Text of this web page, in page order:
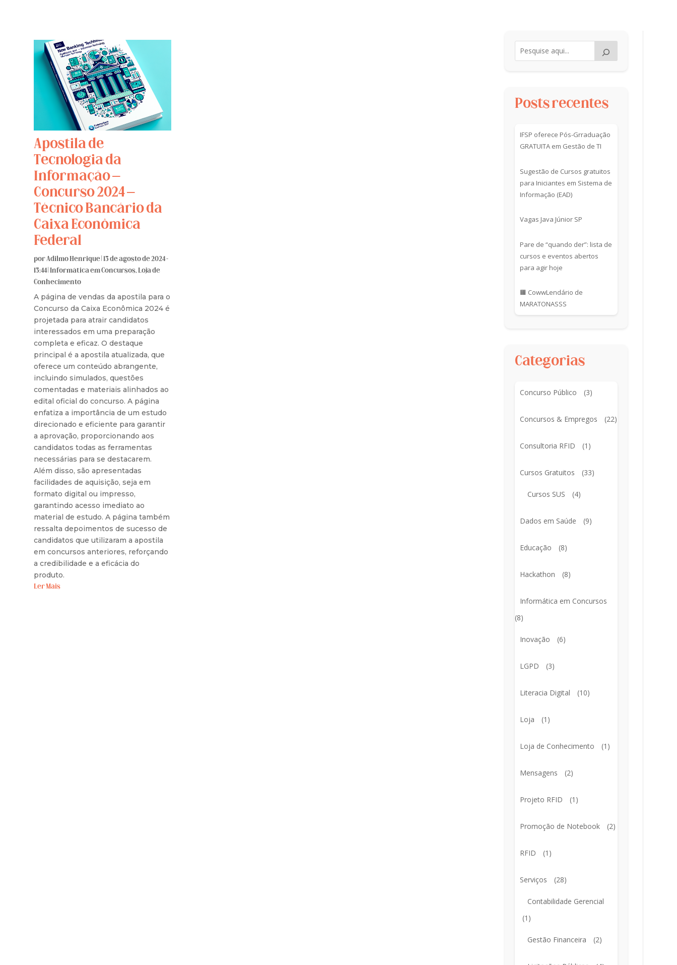
Apostila de
Tecnologia da
Informação –
Concurso 2024 –
Técnico Bancário da
Caixa Econômica
Federal
porAdilmo Henrique |13 de agosto de 2024 -
13:44 |Informática em Concursos,Loja de
Conhecimento
A página de vendas da apostila para o
Concurso da Caixa Econômica 2024 é
projetada para atrair candidatos
interessados em uma preparação
completa e eficaz. O destaque
principal é a apostila atualizada, que
oferece um conteúdo abrangente,
incluindo simulados, questões
comentadas e materiais alinhados ao
edital oficial do concurso. A página
enfatiza a importância de um estudo
direcionado e eficiente para garantir
a aprovação, proporcionando aos
candidatos todas as ferramentas
necessárias para se destacarem.
Além disso, são apresentadas
facilidades de aquisição, seja em
formato digital ou impresso,
garantindo acesso imediato ao
material de estudo. A página também
ressalta depoimentos de sucesso de
candidatos que utilizaram a apostila
em concursos anteriores, reforçando
a credibilidade e a eficácia do
produto.
Ler Mais
Posts recentes
IFSP oferece Pós-Grraduação
GRATUITA em Gestão de TI
Sugestão de Cursos gratuitos
para Iniciantes em Sistema de
Informação (EAD)
Vagas Java Júnior SP
Pare de “quando der”: lista de
cursos e eventos abertos
para agir hoje
🟧 CowwLendário de
MARATONASSS
Categorias
Concurso Público (3)
Concursos & Empregos (22)
Consultoria RFID (1)
Cursos Gratuitos (33)
Cursos SUS (4)
Dados em Saúde (9)
Educação (8)
Hackathon (8)
Informática em Concursos
(8)
Inovação (6)
LGPD (3)
Literacia Digital (10)
Loja (1)
Loja de Conhecimento (1)
Mensagens (2)
Projeto RFID (1)
Promoção de Notebook (2)
RFID (1)
Serviços (28)
Contabilidade Gerencial
(1)
Gestão Financeira (2)